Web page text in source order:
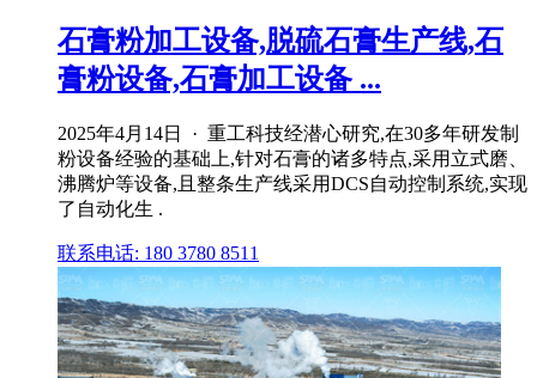
石膏粉加工设备,脱硫石膏生产线,石
膏粉设备,石膏加工设备 ...
2025年4月14日 · 重工科技经潜心研究,在30多年研发制
粉设备经验的基础上,针对石膏的诸多特点,采用立式磨、
沸腾炉等设备,且整条生产线采用DCS自动控制系统,实现
了自动化生 .
联系电话: 180 3780 8511